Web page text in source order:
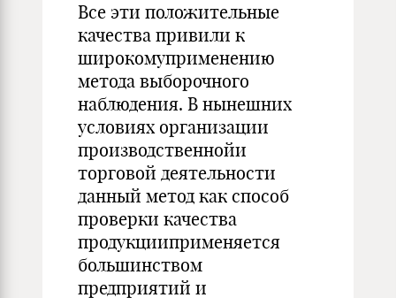
Все эти положительные
качества привили к
широкомуприменению
метода выборочного
наблюдения. В нынешних
условиях организации
производственнойи
торговой деятельности
данный метод как способ
проверки качества
продукцииприменяется
большинством
предприятий и